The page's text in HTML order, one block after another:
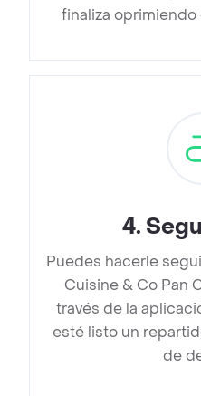
finaliza oprimiendo
4.
Puedes hacerle
Cuisine & Co Pan
través de la
esté listo un
de